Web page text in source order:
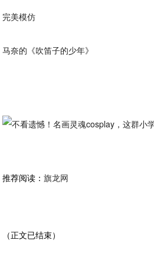
完美模仿
马奈的《吹笛子的少年》
推荐阅读：旗龙网
（正文已结束）